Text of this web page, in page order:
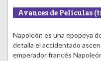
Avances de Películas
Napoleón es una epopeya
detalla el accidentado
emperador francés